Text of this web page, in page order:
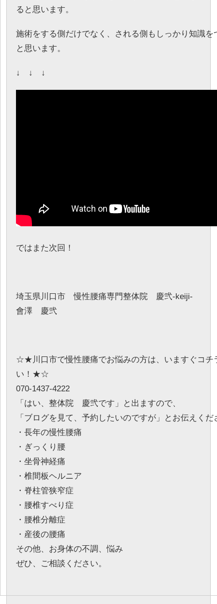
ると思います。
施術をする側だけでなく、される側もしっかり知識を
と思います。
↓ ↓ ↓
ではまた次回！
埼玉県川口市 慢性腰痛専門整体院 慶弐-keiji-
會澤 慶弐
☆★川口市で慢性腰痛でお悩みの方は、いますぐコチ
い！★☆
070-1437-4222
「はい、整体院 慶弐です」と出ますので、
「ブログを見て、予約したいのですが」とお伝えくだ
・長年の慢性腰痛
・ぎっくり腰
・坐骨神経痛
・椎間板ヘルニア
・脊柱管狭窄症
・腰椎すべり症
・腰椎分離症
・産後の腰痛
その他、お身体の不調、悩み
ぜひ、ご相談ください。